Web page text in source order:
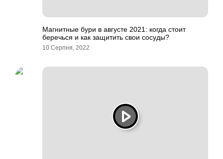
Магнитные бури в августе 2021: когда стоит
беречься и как защитить свои сосуды?
10 Серпня, 2022